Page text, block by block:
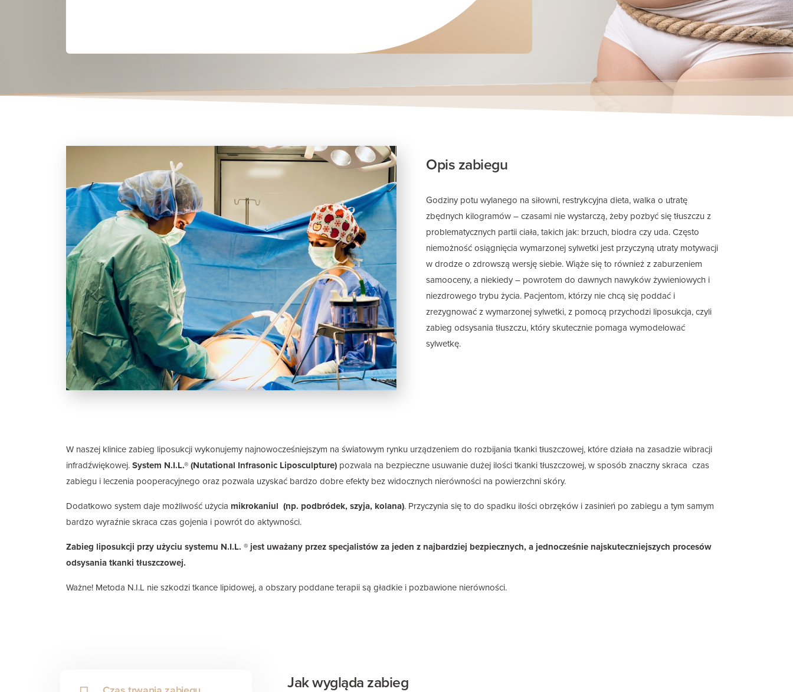
Opis zabiegu
Godziny potu wylanego na siłowni, restrykcyjna dieta, walka o utratę
zbędnych kilogramów – czasami nie wystarczą, żeby pozbyć się tłuszczu z
problematycznych partii ciała, takich jak: brzuch, biodra czy uda. Często
niemożność osiągnięcia wymarzonej sylwetki jest przyczyną utraty motywacji
w drodze o zdrowszą wersję siebie. Wiąże się to również z zaburzeniem
samooceny, a niekiedy – powrotem do dawnych nawyków żywieniowych i
niezdrowego trybu życia. Pacjentom, którzy nie chcą się poddać i
zrezygnować z wymarzonej sylwetki, z pomocą przychodzi liposukcja, czyli
zabieg odsysania tłuszczu, który skutecznie pomaga wymodelować
sylwetkę.
W naszej klinice zabieg liposukcji wykonujemy najnowocześniejszym na światowym rynku urządzeniem do rozbijania tkanki tłuszczowej, które działa na zasadzie wibracji
infradźwiękowej. System N.I.L.® (Nutational Infrasonic Liposculpture) pozwala na bezpieczne usuwanie dużej ilości tkanki tłuszczowej, w sposób znaczny skraca czas
zabiegu i leczenia pooperacyjnego oraz pozwala uzyskać bardzo dobre efekty bez widocznych nierówności na powierzchni skóry.
Dodatkowo system daje możliwość użycia mikrokaniul (np. podbródek, szyja, kolana). Przyczynia się to do spadku ilości obrzęków i zasinień po zabiegu a tym samym
bardzo wyraźnie skraca czas gojenia i powrót do aktywności.
Zabieg liposukcji przy użyciu systemu N.I.L. ® jest uważany przez specjalistów za jeden z najbardziej bezpiecznych, a jednocześnie najskuteczniejszych procesów
odsysania tkanki tłuszczowej.
Ważne! Metoda N.I.L nie szkodzi tkance lipidowej, a obszary poddane terapii są gładkie i pozbawione nierówności.
Jak wygląda zabieg